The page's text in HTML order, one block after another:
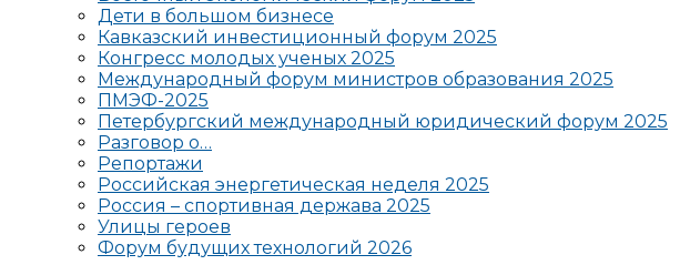
Дети в большом бизнесе
Кавказский инвестиционный форум 2025
Конгресс молодых ученых 2025
Международный форум министров образования 2025
ПМЭФ-2025
Петербургский международный юридический форум 2025
Разговор о…
Репортажи
Российская энергетическая неделя 2025
Россия – спортивная держава 2025
Улицы героев
Форум будущих технологий 2026